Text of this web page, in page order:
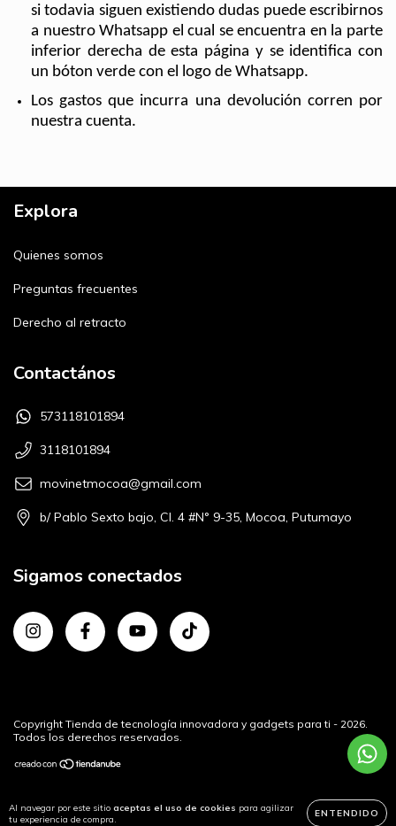
Al navegar por este sitio aceptas el uso de cookies para agilizar
tu experiencia de compra.
ENTENDIDO
si todavia siguen existiendo dudas puede escribirnos
a nuestro Whatsapp el cual se encuentra en la parte
inferior derecha de esta página y se identifica con
un bóton verde con el logo de Whatsapp.
Los gastos que incurra una devolución corren por
nuestra cuenta.
Explora
Quienes somos
Preguntas frecuentes
Derecho al retracto
Contactános
573118101894
3118101894
movinetmocoa@gmail.com
b/ Pablo Sexto bajo, Cl. 4 #N° 9-35, Mocoa, Putumayo
Sigamos conectados
Copyright Tienda de tecnología innovadora y gadgets para ti - 2026.
Todos los derechos reservados.